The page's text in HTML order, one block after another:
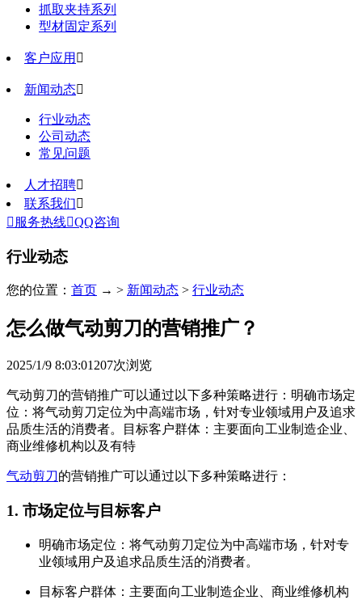
抓取夹持系列
型材固定系列
客户应用 
新闻动态
行业动态
公司动态
常见问题
人才招聘
联系我们
 服务热线QQ咨询
行业动态
您的位置： 首页 → > 新闻动态 > 行业动态
怎么做气动剪刀的营销推广？
2025/1/9 8:03:01 207次浏览
气动剪刀的营销推广可以通过以下多种策略进行：明确市场定
位：将气动剪刀定位为中高端市场，针对专业领域用户及追求
品质生活的消费者。目标客户群体：主要面向工业制造企业、
商业维修机构以及有特
气动剪刀的营销推广可以通过以下多种策略进行：
1. 市场定位与目标客户
明确市场定位：将气动剪刀定位为中高端市场，针对专
业领域用户及追求品质生活的消费者。
目标客户群体：主要面向工业制造企业、商业维修机构